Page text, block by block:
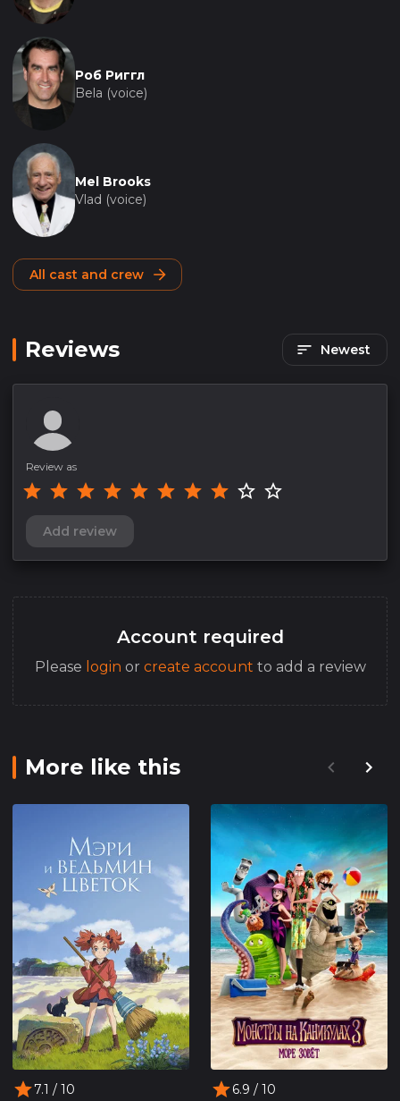
Роб Риггл
Bela (voice)
Mel Brooks
Vlad (voice)
All cast and crew
Reviews Newest
Review as
Add review
Account required
Please login or create account to add a review
More like this
7.1 / 10 6.9 / 10